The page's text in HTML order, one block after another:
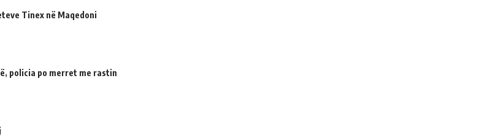
Tinex në Maqedoni
policia po merret me rastin